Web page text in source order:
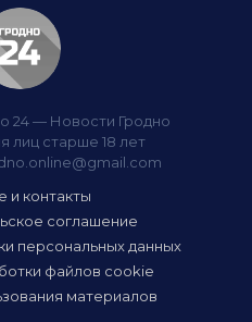
24 — Новости Гродно
лиц старше 18 лет
и контакты
соглашение
персональных данных
файлов cookie
материалов